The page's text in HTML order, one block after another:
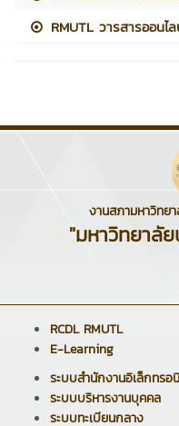
RMUTL วารสารออนไ
งานสภามหาวิทย
"มหาวิทยาลั
RCDL RMUTL
E-Learning
ระบบสำนักงานอิเล็กทรอ
ระบบบริหารงานบุคคล
ระบบทะเบียนกลาง